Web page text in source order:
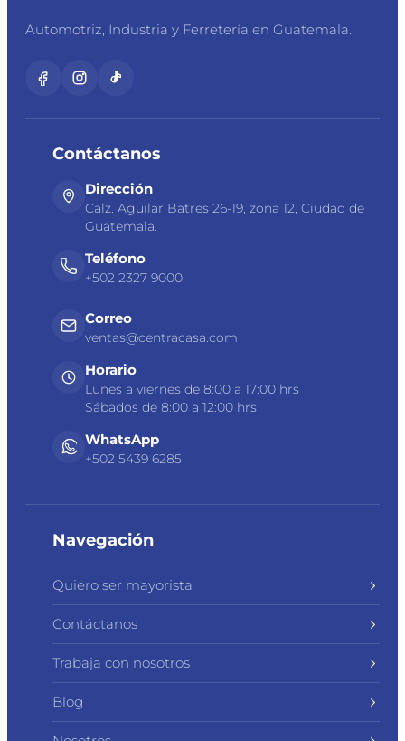
Automotriz, Industria y Ferretería en Guatemala.
Contáctanos
Dirección
Calz. Aguilar Batres 26-19, zona 12, Ciudad de
Guatemala.
Teléfono
+502 2327 9000
Correo
ventas@centracasa.com
Horario
Lunes a viernes de 8:00 a 17:00 hrs
Sábados de 8:00 a 12:00 hrs
WhatsApp
+502 5439 6285
Navegación
Quiero ser mayorista
Contáctanos
Trabaja con nosotros
Blog